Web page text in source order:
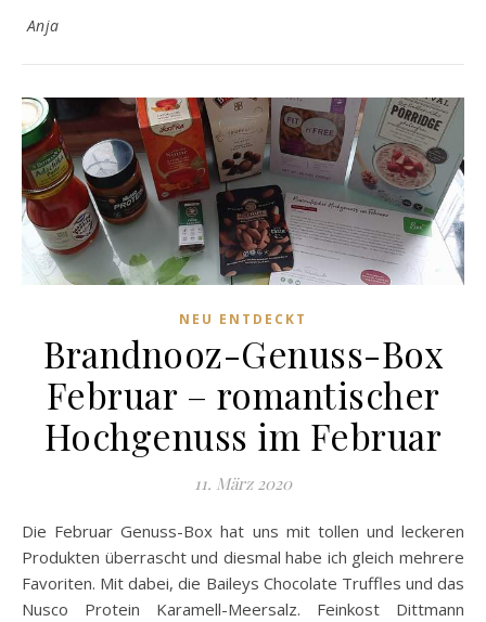
Anja
NEU ENTDECKT
Brandnooz-Genuss-Box
Februar – romantischer
Hochgenuss im Februar
11. März 2020
Die Februar Genuss-Box hat uns mit tollen und leckeren
Produkten überrascht und diesmal habe ich gleich mehrere
Favoriten. Mit dabei, die Baileys Chocolate Truffles und das
Nusco Protein Karamell-Meersalz. Feinkost Dittmann